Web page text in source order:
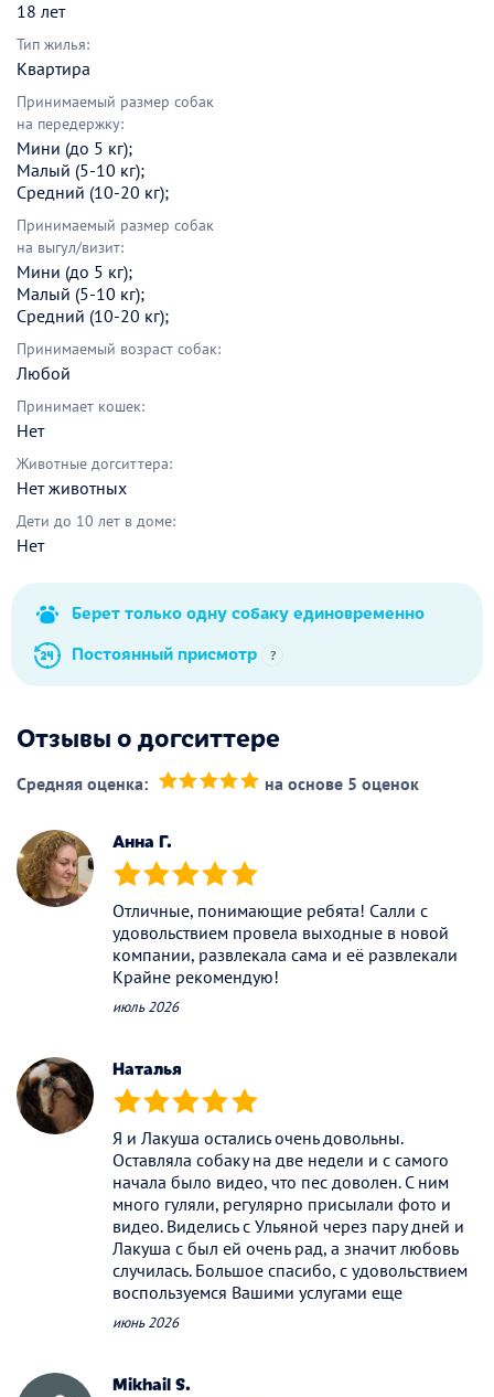
18 лет
Тип жилья:
Квартира
Принимаемый размер собак
на передержку:
Мини (до 5 кг);
Малый (5-10 кг);
Средний (10-20 кг);
Принимаемый размер собак
на выгул/визит:
Мини (до 5 кг);
Малый (5-10 кг);
Средний (10-20 кг);
Принимаемый возраст собак:
Любой
Принимает кошек:
Нет
Животные догситтера:
Нет животных
Дети до 10 лет в доме:
Нет
Берет только одну собаку единовременно
Постоянный присмотр
?
Отзывы о догситтере
Средняя оценка: на основе 5 оценок
Анна Г.
(*) (*) (*) (*) (*)
Отличные, понимающие ребята! Салли с
удовольствием провела выходные в новой
компании, развлекала сама и её развлекали
Крайне рекомендую!
июль 2026
Наталья
(*) (*) (*) (*) (*)
Я и Лакуша остались очень довольны.
Оставляла собаку на две недели и с самого
начала было видео, что пес доволен. С ним
много гуляли, регулярно присылали фото и
видео. Виделись с Ульяной через пару дней и
Лакуша с был ей очень рад, а значит любовь
случилась. Большое спасибо, с удовольствием
воспользуемся Вашими услугами еще
июнь 2026
Mikhail S.